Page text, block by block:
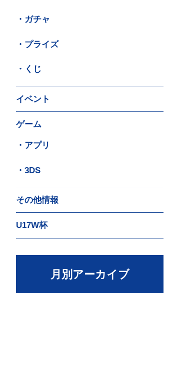
・ガチャ
・プライズ
・くじ
イベント
ゲーム
・アプリ
・3DS
その他情報
U17W杯
月別アーカイブ